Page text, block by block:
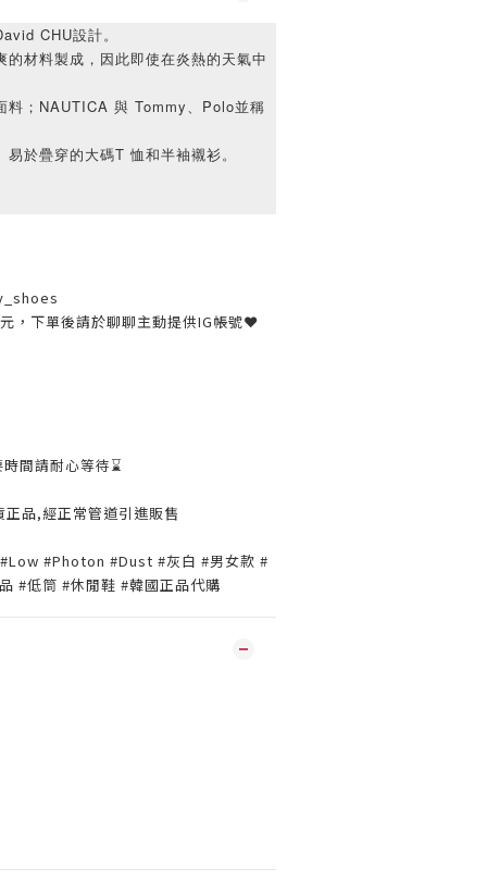
CHU設計。
的材料製成，因此即使在炎熱的天氣中
料；NAUTICA 與 Tommy、Polo並稱
於疊穿的大碼T 恤和半袖襯衫。
，下單後請於聊聊主動提供IG帳號❤
間請耐心等待⌛️
品,經正常管道引進販售
#Photon #Dust #灰白 #男女款 #
#低筒 #休閒鞋 #韓國正品代購